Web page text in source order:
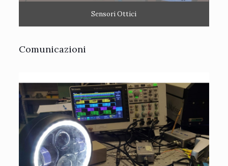
Sensori Ottici
Comunicazioni